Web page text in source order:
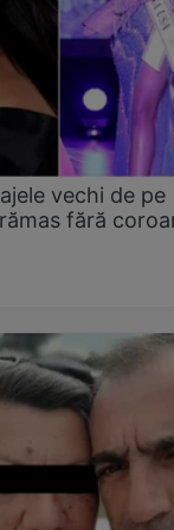
vechi de pe
fără